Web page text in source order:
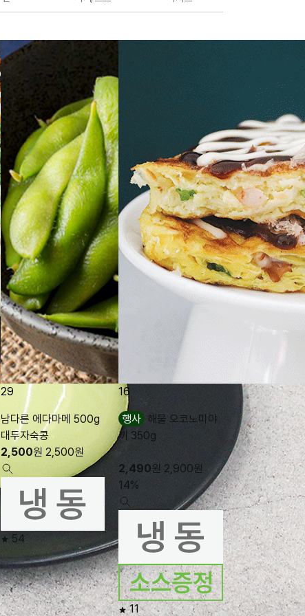
29
남다른 에다마메 500g
대두자숙콩
2,500원 2,500원
54
16
행사 해물 오코노미야
끼 350g
2,490원 2,900원
14%
11